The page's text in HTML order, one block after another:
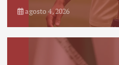
agosto 4, 2026